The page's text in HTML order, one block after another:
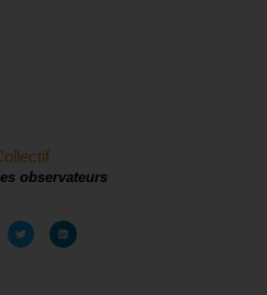
observateurs